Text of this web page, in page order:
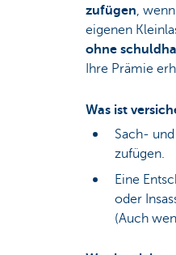
zufügen,
eigenen
ohne
Ihre Prämie
Was ist
Sach-
zufügen.
Eine
oder
(Auch